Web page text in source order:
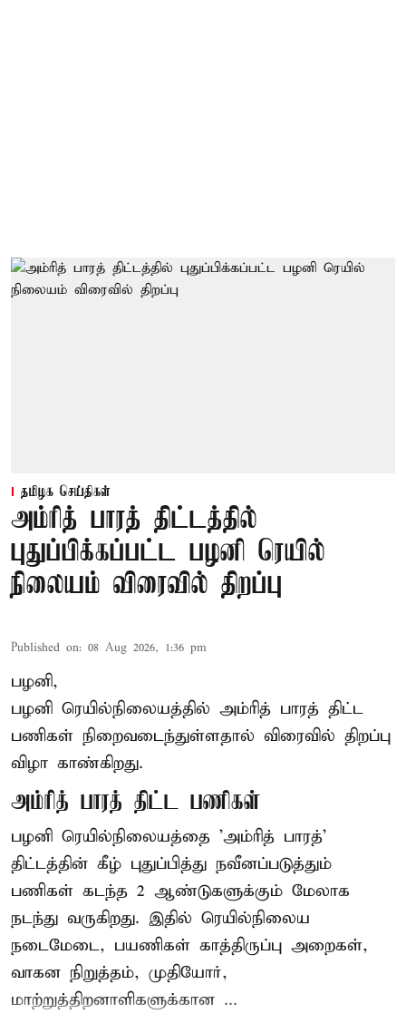
தமிழக செய்திகள்
அம்ரித் பாரத் திட்டத்தில்
புதுப்பிக்கப்பட்ட பழனி ரெயில்
நிலையம் விரைவில் திறப்பு
Published on: 08 Aug 2026, 1:36 pm
பழனி,
பழனி ரெயில்நிலையத்தில் அம்ரித் பாரத் திட்ட
பணிகள் நிறைவடைந்துள்ளதால் விரைவில் திறப்பு
விழா காண்கிறது.
அம்ரித் பாரத் திட்ட பணிகள்
பழனி ரெயில்நிலையத்தை 'அம்ரித் பாரத்'
திட்டத்தின் கீழ் புதுப்பித்து நவீனப்படுத்தும்
பணிகள் கடந்த 2 ஆண்டுகளுக்கும் மேலாக
நடந்து வருகிறது. இதில் ரெயில்நிலைய
நடைமேடை, பயணிகள் காத்திருப்பு அறைகள்,
வாகன நிறுத்தம், முதியோர்,
மாற்றுத்திறனாளிகளுக்கான ...